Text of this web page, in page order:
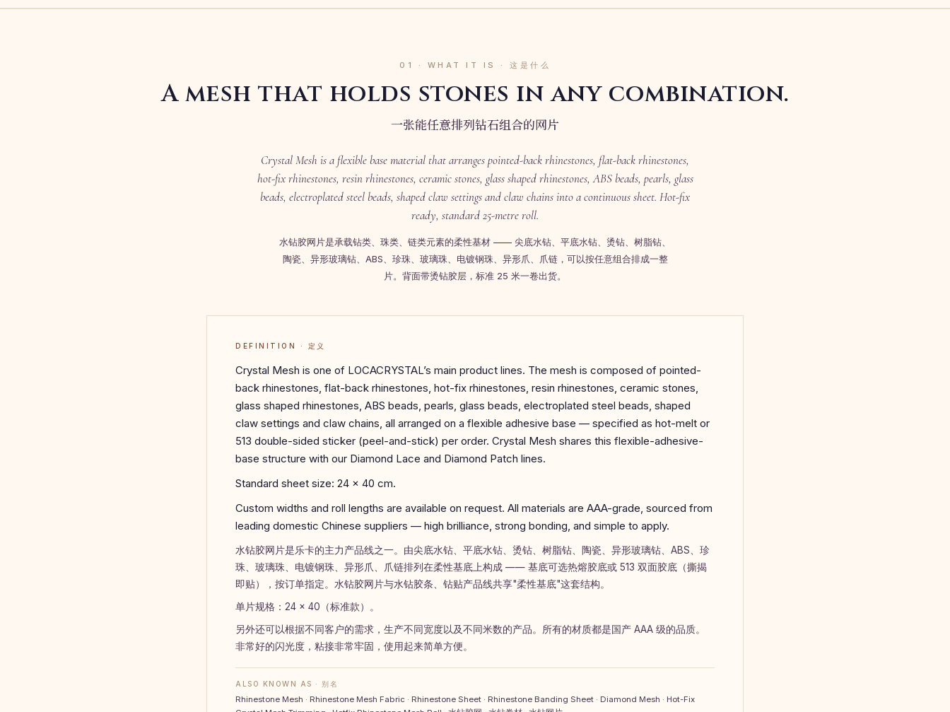
01 · WHAT IT IS · 这是什么
A mesh that holds stones in any combination.
一张能任意排列钻石组合的网片
Crystal Mesh is a flexible base material that arranges pointed-back rhinestones, flat-back rhinestones,
hot-fix rhinestones, resin rhinestones, ceramic stones, glass shaped rhinestones, ABS beads, pearls, glass
beads, electroplated steel beads, shaped claw settings and claw chains into a continuous sheet. Hot-fix
ready, standard 25-metre roll.
水钻胶网片是承载钻类、珠类、链类元素的柔性基材 —— 尖底水钻、平底水钻、烫钻、树脂钻、
陶瓷、异形玻璃钻、ABS、珍珠、玻璃珠、电镀钢珠、异形爪、爪链，可以按任意组合排成一整
片。背面带烫钻胶层，标准 25 米一卷出货。
DEFINITION · 定义
Crystal Mesh is one of LOCACRYSTAL’s main product lines. The mesh is composed of pointed-
back rhinestones, flat-back rhinestones, hot-fix rhinestones, resin rhinestones, ceramic stones,
glass shaped rhinestones, ABS beads, pearls, glass beads, electroplated steel beads, shaped
claw settings and claw chains, all arranged on a flexible adhesive base — specified as hot-melt or
513 double-sided sticker (peel-and-stick) per order. Crystal Mesh shares this flexible-adhesive-
base structure with our Diamond Lace and Diamond Patch lines.
Standard sheet size: 24 × 40 cm.
Custom widths and roll lengths are available on request. All materials are AAA-grade, sourced from
leading domestic Chinese suppliers — high brilliance, strong bonding, and simple to apply.
水钻胶网片是乐卡的主力产品线之一。由尖底水钻、平底水钻、烫钻、树脂钻、陶瓷、异形玻璃钻、ABS、珍
珠、玻璃珠、电镀钢珠、异形爪、爪链排列在柔性基底上构成 —— 基底可选热熔胶底或 513 双面胶底（撕揭
即贴），按订单指定。水钻胶网片与水钻胶条、钻贴产品线共享"柔性基底"这套结构。
单片规格：24 × 40（标准款）。
另外还可以根据不同客户的需求，生产不同宽度以及不同米数的产品。所有的材质都是国产 AAA 级的品质。
非常好的闪光度，粘接非常牢固，使用起来简单方便。
ALSO KNOWN AS · 别名
Rhinestone Mesh · Rhinestone Mesh Fabric · Rhinestone Sheet · Rhinestone Banding Sheet · Diamond Mesh · Hot-Fix